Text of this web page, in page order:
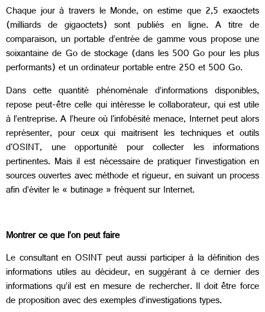
Chaque jour à travers le Monde, on estime que 2,5 exaoctets
(milliards de gigaoctets) sont publiés en ligne. A titre de
comparaison, un portable d’entrée de gamme vous propose une
soixantaine de Go de stockage (dans les 500 Go pour les plus
performants) et un ordinateur portable entre 250 et 500 Go.
Dans cette quantité phénoménale d’informations disponibles,
repose peut-être celle qui intéresse le collaborateur, qui est utile
à l’entreprise. A l’heure où l'infobésité menace, Internet peut alors
représenter, pour ceux qui maitrisent les techniques et outils
d'OSINT, une opportunité pour collecter les informations
pertinentes. Mais il est nécessaire de pratiquer l’investigation en
sources ouvertes avec méthode et rigueur, en suivant un process
afin d’éviter le « butinage » fréquent sur Internet.
Montrer ce que l’on peut faire
Le consultant en OSINT peut aussi participer à la définition des
informations utiles au décideur, en suggérant à ce dernier des
informations qu’il est en mesure de rechercher. Il doit être force
de proposition avec des exemples d’investigations types.